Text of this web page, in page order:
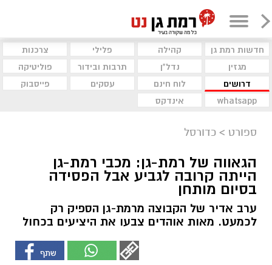
חדשות רמת גן קהילה פלילי
צרכנות
מגזין
נדל"ן תרבות ובידור
פוליטיקה
דרושים
לוח חינם עסקים
פייסבוק
whatsapp
אינדקס
ספורט > כדורסל
הגאווה של רמת-גן: מכבי רמת-גן
הייתה קרובה לגביע אבל הפסידה
בסיום מותחן
ערב אדיר של הקבוצה מרמת-גן הספיק רק
לכמעט. מאות אוהדים צבעו את היציעים בכחול